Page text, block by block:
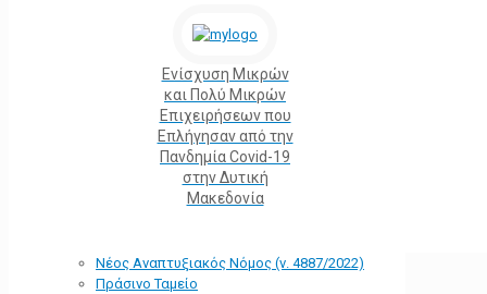
Ενίσχυση Μικρών
και Πολύ Μικρών
Επιχειρήσεων που
Επλήγησαν από την
Πανδημία Covid-19
στην Δυτική
Μακεδονία
Νέος Αναπτυξιακός Νόμος (ν. 4887/2022)
Πράσινο Ταμείο